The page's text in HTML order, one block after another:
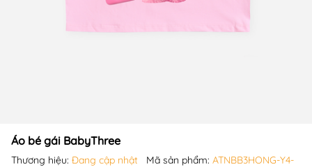
Áo bé gái BabyThree
Thương hiệu: Đang cập nhật Mã sản phẩm: ATNBB3HONG-Y4-